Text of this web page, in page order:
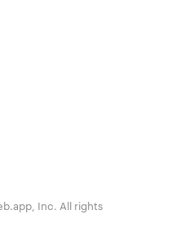
Inc. All rights